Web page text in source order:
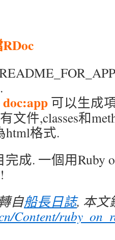
可以生成
文件,classes和
html格式.
完成. 一個用Ruby
自船長日誌, 本文
Content/